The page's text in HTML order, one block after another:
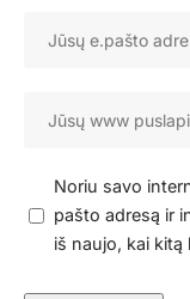
Noriu savo
pašto adresą ir
iš naujo, kai